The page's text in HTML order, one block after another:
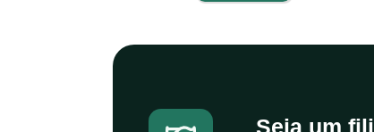
Seja um